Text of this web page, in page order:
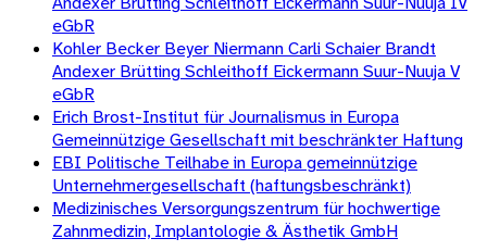
eGbR
Kohler Becker Beyer Niermann Carli Schaier Brandt
Andexer Brütting Schleithoff Eickermann Suur-Nuuja V
eGbR
Erich Brost-Institut für Journalismus in Europa
Gemeinnützige Gesellschaft mit beschränkter Haftung
EBI Politische Teilhabe in Europa gemeinnützige
Unternehmergesellschaft (haftungsbeschränkt)
Medizinisches Versorgungszentrum für hochwertige
Zahnmedizin, Implantologie & Ästhetik GmbH